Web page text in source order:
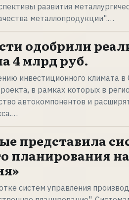
развития
металлопродукции".…
одобрили
4 млрд руб.
инвестиционного климата в
в рамках которых в
автокомпонентов и
представила
планирования
систем управления